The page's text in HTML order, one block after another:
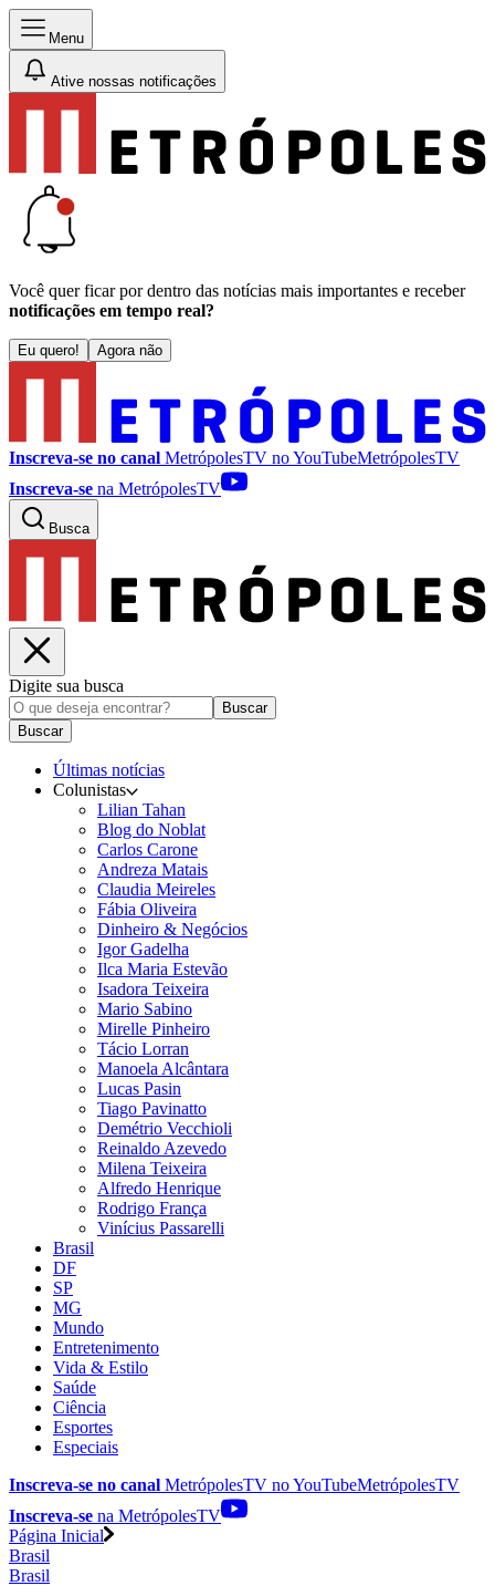
Menu
Ative nossas notificações
Você quer ficar por dentro das notícias mais importantes e receber
notificações em tempo real?
Eu quero! Agora não
Inscreva-se no canal MetrópolesTV noYouTubeMetrópolesTV
Inscreva-se na MetrópolesTV
Busca
Digite sua busca
Buscar
Buscar
Últimas notícias
Colunistas
Lilian Tahan
Blog do Noblat
Carlos Carone
Andreza Matais
Claudia Meireles
Fábia Oliveira
Dinheiro & Negócios
Igor Gadelha
Ilca Maria Estevão
Isadora Teixeira
Mario Sabino
Mirelle Pinheiro
Tácio Lorran
Manoela Alcântara
Lucas Pasin
Tiago Pavinatto
Demétrio Vecchioli
Reinaldo Azevedo
Milena Teixeira
Alfredo Henrique
Rodrigo França
Vinícius Passarelli
Brasil
DF
SP
MG
Mundo
Entretenimento
Vida & Estilo
Saúde
Ciência
Esportes
Especiais
Inscreva-se no canal MetrópolesTV noYouTubeMetrópolesTV
Inscreva-se na MetrópolesTV
Página Inicial
Brasil
Brasil